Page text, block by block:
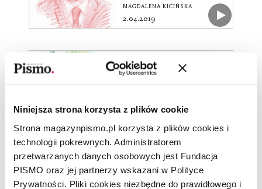
Niniejsza strona korzysta z plików cookie
Strona magazynpismo.pl korzysta z plików cookies i
technologii pokrewnych. Administratorem
przetwarzanych danych osobowych jest Fundacja
PISMO oraz jej partnerzy wskazani w Polityce
Prywatności. Pliki cookies niezbędne do prawidłowego i
MAGDALENA KICIŃSKA
2.04.2019
T.
JAKUB MAŁECKI
2.04.2019
OPOWIADANIE
Mama mordercy